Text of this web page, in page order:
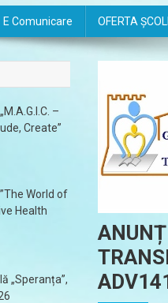
E Comunicare OFERTA ȘCOLII
–
Create”
World of
Health
„Speranța”,